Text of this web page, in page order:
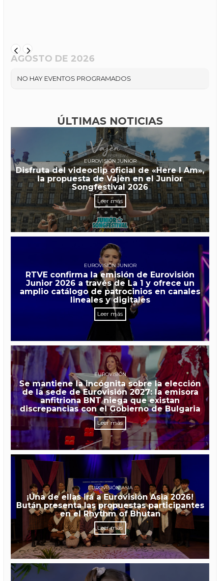
AGOSTO DE 2026
NO HAY EVENTOS PROGRAMADOS
ÚLTIMAS NOTICIAS
EUROVISIÓN JUNIOR
Disfruta del videoclip oficial de «Here I Am»,
la propuesta de Vajèn en el Junior
Songfestival 2026
Leer más
EUROVISIÓN JUNIOR
RTVE confirma la emisión de Eurovisión
Junior 2026 a través de La 1 y ofrece un
amplio catálogo de patrocinios en canales
lineales y digitales
Leer más
EUROVISIÓN
Se mantiene la incógnita sobre la elección
de la sede de Eurovisión 2027: la emisora
anfitriona BNT niega que existan
discrepancias con el Gobierno de Bulgaria
Leer más
EUROVISIÓN ASIA
¡Una de ellas irá a Eurovisión Asia 2026!
Bután presenta las propuestas participantes
en el Rhythm of Bhutan
Leer más